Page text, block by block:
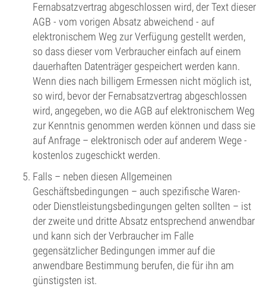
Fernabsatzvertrag abgeschlossen wird, der Text dieser
AGB - vom vorigen Absatz abweichend - auf
elektronischem Weg zur Verfügung gestellt werden,
so dass dieser vom Verbraucher einfach auf einem
dauerhaften Datenträger gespeichert werden kann.
Wenn dies nach billigem Ermessen nicht möglich ist,
so wird, bevor der Fernabsatzvertrag abgeschlossen
wird, angegeben, wo die AGB auf elektronischem Weg
zur Kenntnis genommen werden können und dass sie
auf Anfrage – elektronisch oder auf anderem Wege -
kostenlos zugeschickt werden.
Falls – neben diesen Allgemeinen
Geschäftsbedingungen – auch spezifische Waren-
oder Dienstleistungsbedingungen gelten sollten – ist
der zweite und dritte Absatz entsprechend anwendbar
und kann sich der Verbraucher im Falle
gegensätzlicher Bedingungen immer auf die
anwendbare Bestimmung berufen, die für ihn am
günstigsten ist.